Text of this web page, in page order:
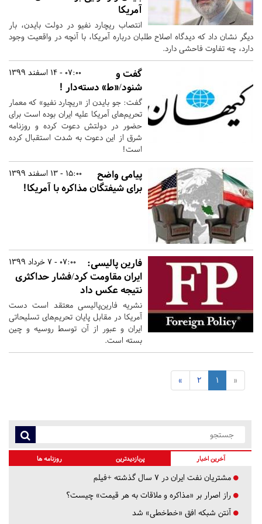
آمریکا
انتصاب ریچارد نفیو در دولت بایدن، بار
دیگر نشان داد که دیدگاه اصلاح طلبان درباره آمریکا، با آنچه در واقعیت وجود
دارد، چه تفاوت فاحشی دارد.
07:00 - 14 اسفند 1399
گفت و
شنود/«ط» دسته‌دار !
گفت: جو بایدن از «ریچارد نفیو» که معمار
تحریم‌های آمریکا علیه ایران بوده است برای
حضور در دولتش دعوت کرده و روزنامه
شرق از این دعوت به شدت استقبال کرده
است!
15:00 - 13 اسفند 1399
پیامی واضح
برای شیفتگان مذاکره با آمریکا!
07:00 - 7 خرداد 1399
فارین پالیسی:
ایران مقاومت کرد/فشار حداکثری
نتیجه عکس داد
نشریه فارین‌پالیسی معتقد است دست
آمریکا در مقابل پایان تحریم‌های تسلیحاتی
ایران و عبور از آن توسط روسیه و چین
بسته است.
«
1
2
»
آخرین اخبار پربازدیدترین روزنامه ها
مشتریان نفت ایران در ۷ سال گذشته +فیلم
راز اصرار بر «مذاکره و ملاقات به هر قیمت» چیست؟
آنتن شبکه افق «خط‌خطی» شد